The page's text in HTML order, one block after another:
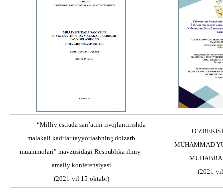
“Milliy estrada san’atini rivojlantirishda
malakali kadrlar tayyorlashning dolzarb
muammolari” mavzusidagi Respublika ilmiy-
amaliy konferensiyasi
(2021-yil 15-oktabr)
MUHAMMAD
(2021-